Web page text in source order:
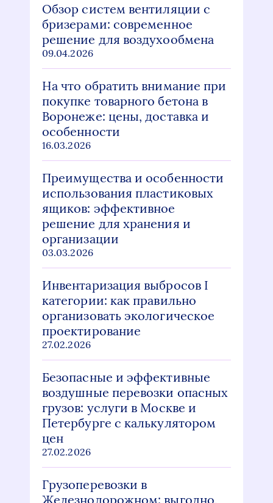
Обзор систем вентиляции с
бризерами: современное
решение для воздухообмена
09.04.2026
На что обратить внимание при
покупке товарного бетона в
Воронеже: цены, доставка и
особенности
16.03.2026
Преимущества и особенности
использования пластиковых
ящиков: эффективное
решение для хранения и
организации
03.03.2026
Инвентаризация выбросов I
категории: как правильно
организовать экологическое
проектирование
27.02.2026
Безопасные и эффективные
воздушные перевозки опасных
грузов: услуги в Москве и
Петербурге с калькулятором
цен
27.02.2026
Грузоперевозки в
Железнодорожном: выгодно,